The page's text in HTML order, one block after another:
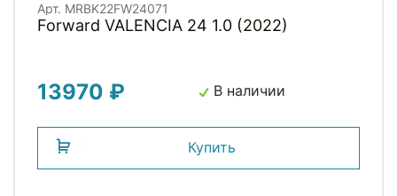
Арт. MRBK22FW24071
Forward VALENCIA 24 1.0 (2022)
13970 ₽ В наличии
Купить